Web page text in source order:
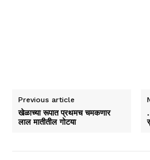
Previous article
खेळाच्या रूपात प्रथमच चमकणार
लाल मातीतील गोटया